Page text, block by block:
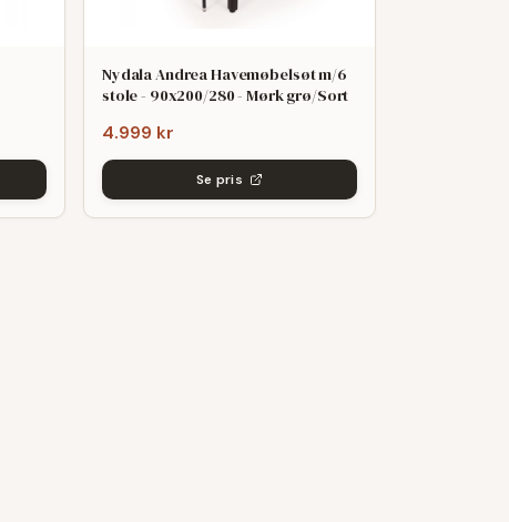
Nydala Andrea Havemøbelsøt m/6
stole - 90x200/280 - Mørk grø/Sort
4.999 kr
Se pris